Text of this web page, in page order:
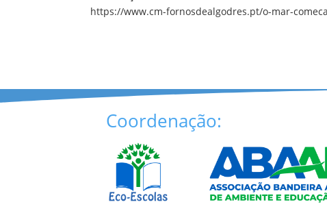
https://www.cm-fornosdealgodres.pt/o-mar-
Coordenação: